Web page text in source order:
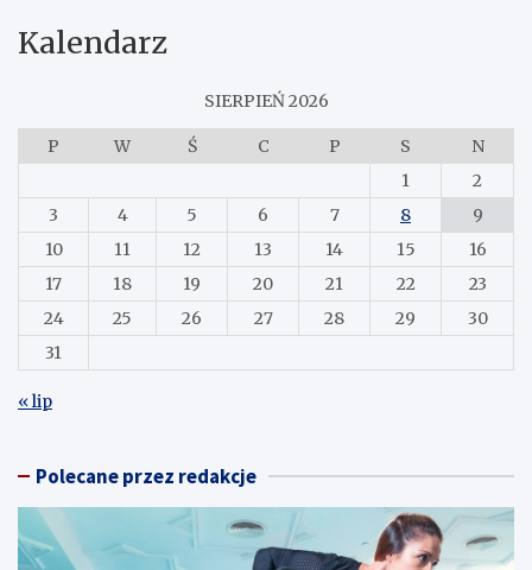
Kalendarz
SIERPIEŃ 2026
P W Ś C P S
N
1
2
3
4 5 6 7 8
9
10
11 12 13 14 15
16
17
18 19 20 21 22
23
24
25 26 27 28 29
30
31
« lip
Polecane przez redakcje